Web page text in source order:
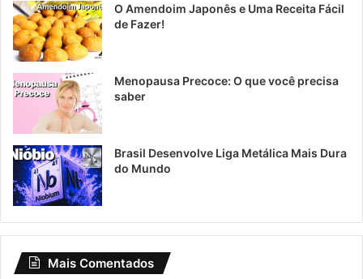
O Amendoim Japonês e Uma Receita Fácil
de Fazer!
Menopausa Precoce: O que você precisa
saber
Brasil Desenvolve Liga Metálica Mais Dura
do Mundo
Mais Comentados